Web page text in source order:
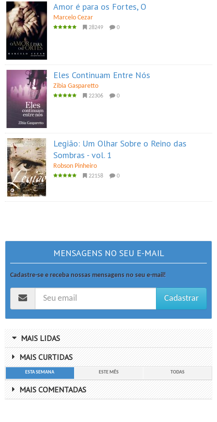
Amor é para os Fortes, O
Marcelo Cezar
28249 0
Eles Continuam Entre Nós
Zibia Gasparetto
22306 0
Legião: Um Olhar Sobre o Reino das
Sombras - vol. 1
Robson Pinheiro
22158 0
MENSAGENS NO SEU E-MAIL
Cadastre-se e receba nossas mensagens no seu e-mail!
Cadastrar
MAIS LIDAS
MAIS CURTIDAS
ESTA SEMANA ESTE MÊS TODAS
MAIS COMENTADAS